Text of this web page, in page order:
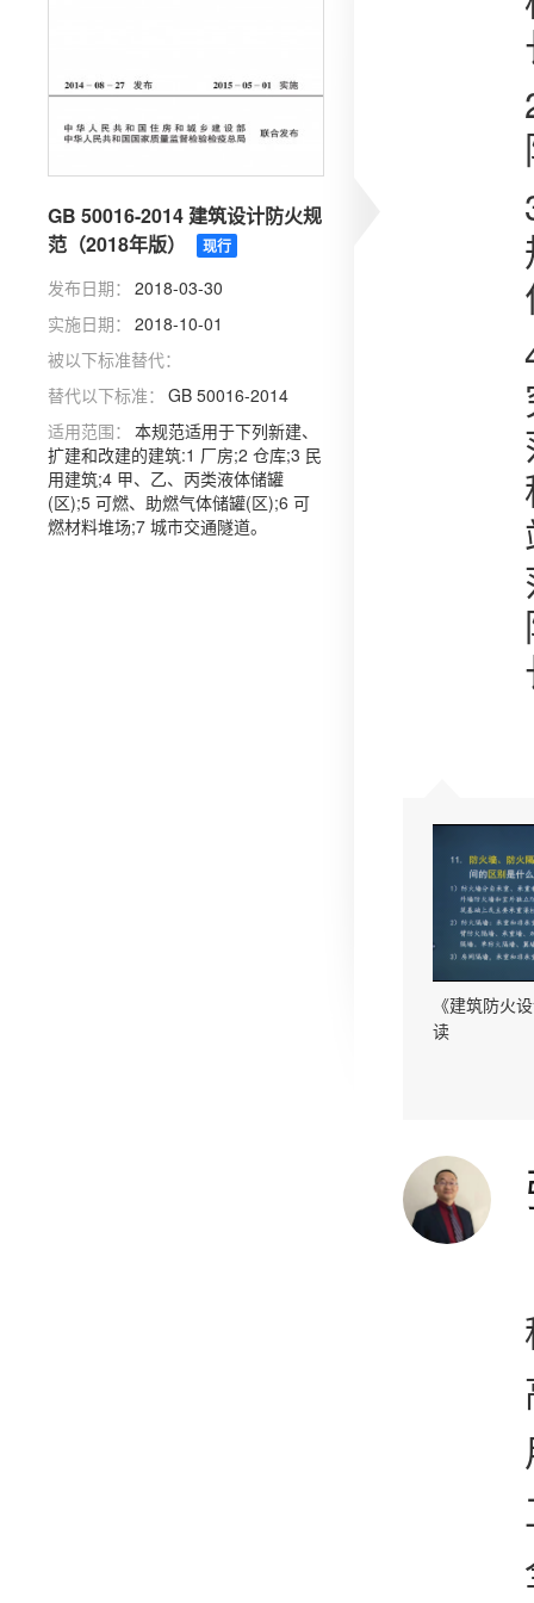
GB 50016-2014 建筑设计防火规
范（2018年版）
现行
发布日期： 2018-03-30
实施日期： 2018-10-01
被以下标准替代：
替代以下标准： GB 50016-2014
适用范围： 本规范适用于下列新建、
扩建和改建的建筑:1 厂房;2 仓库;3 民
用建筑;4 甲、乙、丙类液体储罐
(区);5 可燃、助燃气体储罐(区);6 可
燃材料堆场;7 城市交通隧道。
《建筑防火
读